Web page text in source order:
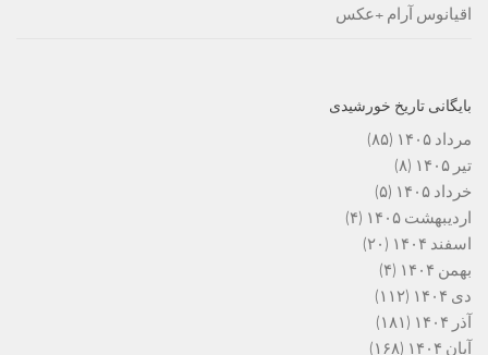
اقیانوس آرام +عکس
بایگانی تاریخ خورشیدی
مرداد ۱۴۰۵
(۸۵)
تیر ۱۴۰۵
(۸)
خرداد ۱۴۰۵
(۵)
اردیبهشت ۱۴۰۵
(۴)
اسفند ۱۴۰۴
(۲۰)
بهمن ۱۴۰۴
(۴)
دی ۱۴۰۴
(۱۱۲)
آذر ۱۴۰۴
(۱۸۱)
آبان ۱۴۰۴
(۱۶۸)